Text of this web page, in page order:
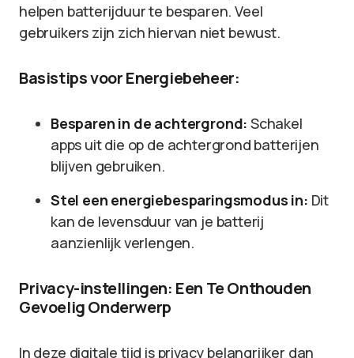
helpen batterijduur te besparen. Veel
gebruikers zijn zich hiervan niet bewust.
Basistips voor Energiebeheer:
Besparen in de achtergrond: Schakel
apps uit die op de achtergrond batterijen
blijven gebruiken.
Stel een energiebesparingsmodus in: Dit
kan de levensduur van je batterij
aanzienlijk verlengen.
Privacy-instellingen: Een Te Onthouden
Gevoelig Onderwerp
In deze digitale tijd is privacy belangrijker dan